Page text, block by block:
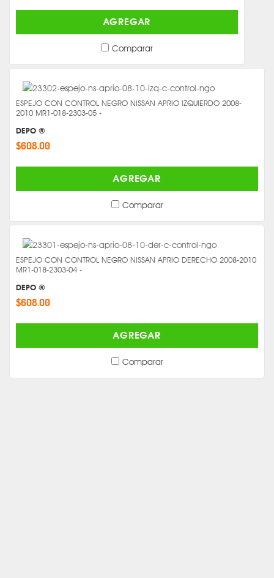
AGREGAR
Comparar
ESPEJO CON CONTROL NEGRO NISSAN APRIO IZQUIERDO 2008-
2010 MR1-018-2303-05 -
DEPO ®
$608.00
AGREGAR
Comparar
ESPEJO CON CONTROL NEGRO NISSAN APRIO DERECHO 2008-2010
MR1-018-2303-04 -
DEPO ®
$608.00
AGREGAR
Comparar